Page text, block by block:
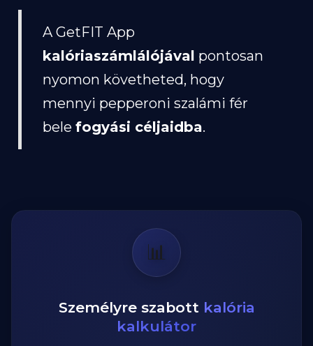
A GetFIT App
kalóriaszámlálójával pontosan
nyomon követheted, hogy
mennyi pepperoni szalámi fér
bele fogyási céljaidba.
📊
Személyre szabott kalória
kalkulátor